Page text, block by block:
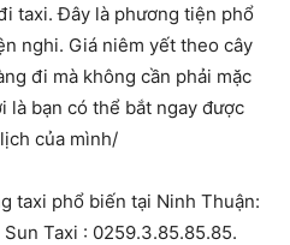
taxi. Đây là phương tiện phổ
nghi. Giá niêm yết theo cây
đi mà không cần phải mặc
là bạn có thể bắt ngay được
của mình/
taxi phổ biến tại Ninh Thuận:
Taxi : 0259.3.85.85.85.